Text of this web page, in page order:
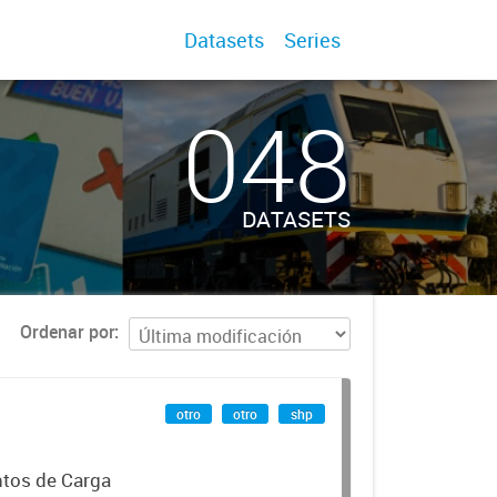
Datasets Series
048
DATASETS
Ordenar por
de Carga
otro otro shp